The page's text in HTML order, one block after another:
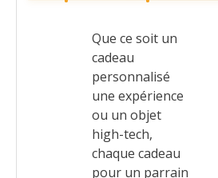
Que ce soit un
cadeau
personnalisé
une expérience
ou un objet
high-tech,
chaque cadeau
pour un parrain